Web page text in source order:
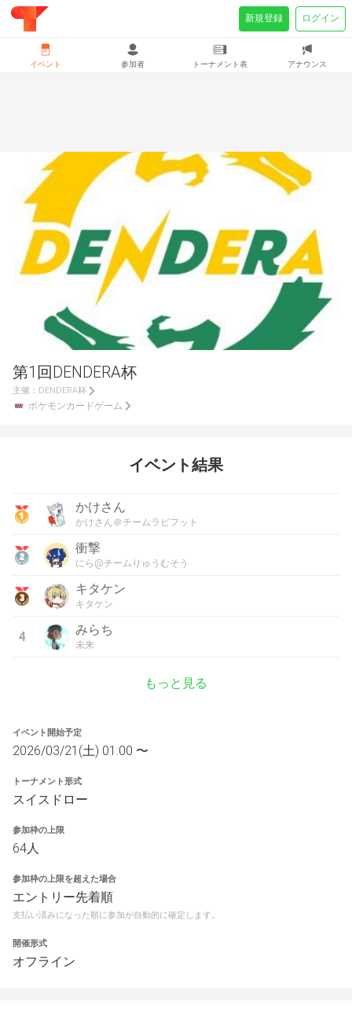
第1回DENDERA杯
主催： DENDERA杯
ポケモンカードゲーム
イベント結果
かけさん
かけさん＠チームラビフット
衝撃
にら@チームりゅうむそう
キタケン
キタケン
4 みらち
未来
もっと見る
イベント開始予定
2026/03/21(土) 01:00 〜
トーナメント形式
スイスドロー
参加枠の上限
64人
参加枠の上限を超えた場合
エントリー先着順
支払い済みになった順に参加が自動的に確定します。
開催形式
オフライン
イベント 参加者 トーナメント表 アナウンス
新規登録 ログイン